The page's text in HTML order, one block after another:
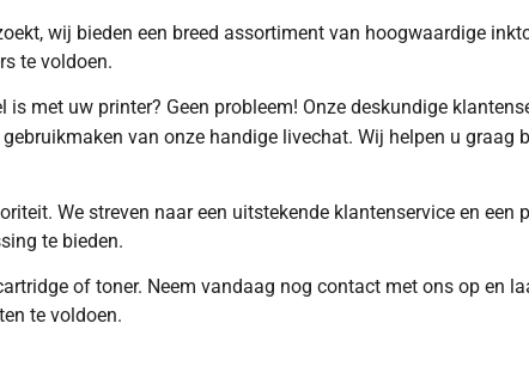
wij bieden een breed assortiment van hoogwaardige
te voldoen.
met uw printer? Geen probleem! Onze deskundige
van onze handige livechat. Wij helpen u graag
We streven naar een uitstekende klantenservice en
te bieden.
of toner. Neem vandaag nog contact met ons op en
te voldoen.